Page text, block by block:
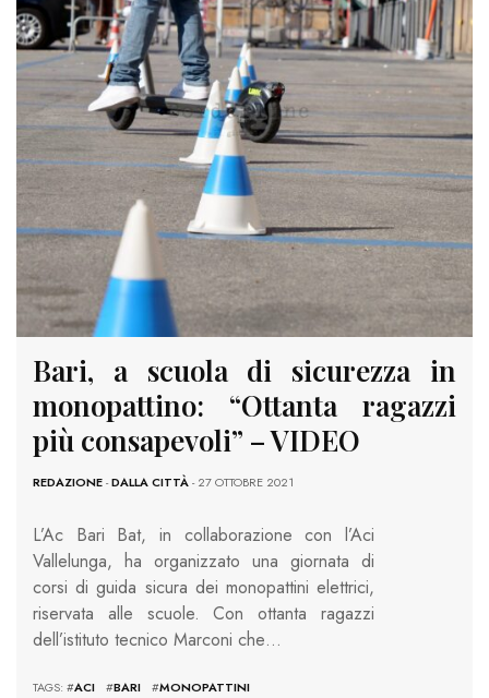
Bari, a scuola di sicurezza in
monopattino: “Ottanta ragazzi
più consapevoli” – VIDEO
REDAZIONE-DALLA CITTÀ- 27 OTTOBRE 2021
L’Ac Bari Bat, in collaborazione con l’Aci
Vallelunga, ha organizzato una giornata di
corsi di guida sicura dei monopattini elettrici,
riservata alle scuole. Con ottanta ragazzi
dell’istituto tecnico Marconi che…
TAGS: #ACI #BARI #MONOPATTINI